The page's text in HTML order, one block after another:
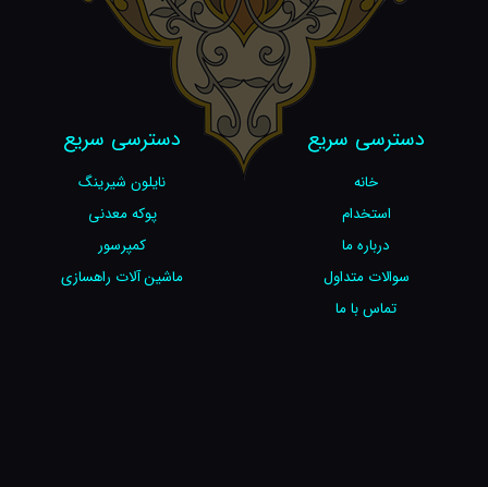
دسترسی سریع
خانه
استخدام
درباره ما
سوالات متداول
تماس با ما
دسترسی سریع
نایلون شیرینگ
پوکه معدنی
کمپرسور
ماشین آلات راهسازی